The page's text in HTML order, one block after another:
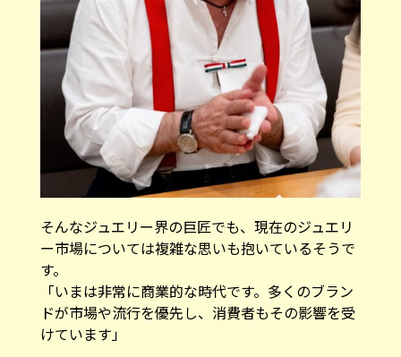
そんなジュエリー界の巨匠でも、現在のジュエリ
ー市場については複雑な思いも抱いているそうで
す。
「いまは非常に商業的な時代です。多くのブラン
ドが市場や流行を優先し、消費者もその影響を受
けています」